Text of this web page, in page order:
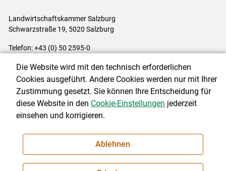
Landwirtschaftskammer Salzburg
Schwarzstraße 19, 5020 Salzburg
Telefon: +43 (0) 50 2595-0
Impressum|Kontakt|Datenschutzerklärung|Barrierefreiheit|
Cookie-Einstellungen
NEWSLETTER
Die Website wird mit den technisch erforderlichen
Cookies ausgeführt. Andere Cookies werden nur mit Ihrer
Zustimmung gesetzt. Sie können Ihre Entscheidung für
diese Website in den Cookie-Einstellungen jederzeit
einsehen und korrigieren.
Ablehnen